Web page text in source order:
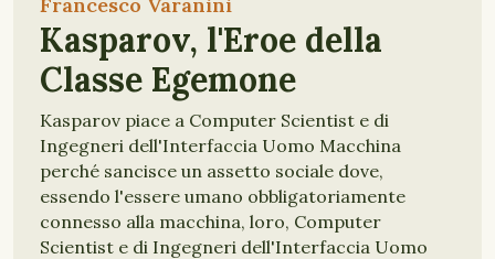
Kasparov, l'Eroe della
Classe Egemone
Kasparov piace a Computer Scientist e di
Ingegneri dell'Interfaccia Uomo Macchina
perché sancisce un assetto sociale dove,
essendo l'essere umano obbligatoriamente
connesso alla macchina, loro, Computer
Scientist e di Ingegneri dell'Interfaccia Uomo